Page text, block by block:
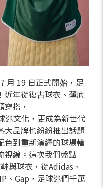
月 19 日正式開始，足
近年從復古球衣、薄底
搭，
迷文化，更成為新世代
大品牌也紛紛推出話題
色到重新演繹的球場輪
視線。這次我們盤點
與球衣，從Adidas、
、Gap，足球迷們千萬